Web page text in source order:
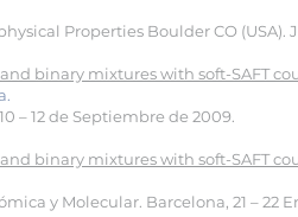
Properties Boulder CO (USA).
binary mixtures with soft-SAFT
– 12 de Septiembre de 2009.
binary mixtures with soft-SAFT
y Molecular. Barcelona, 21 – 22